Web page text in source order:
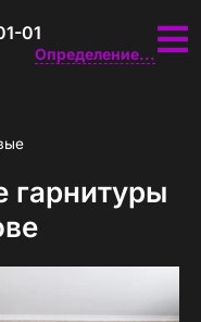
01
Определение...
гарнитуры